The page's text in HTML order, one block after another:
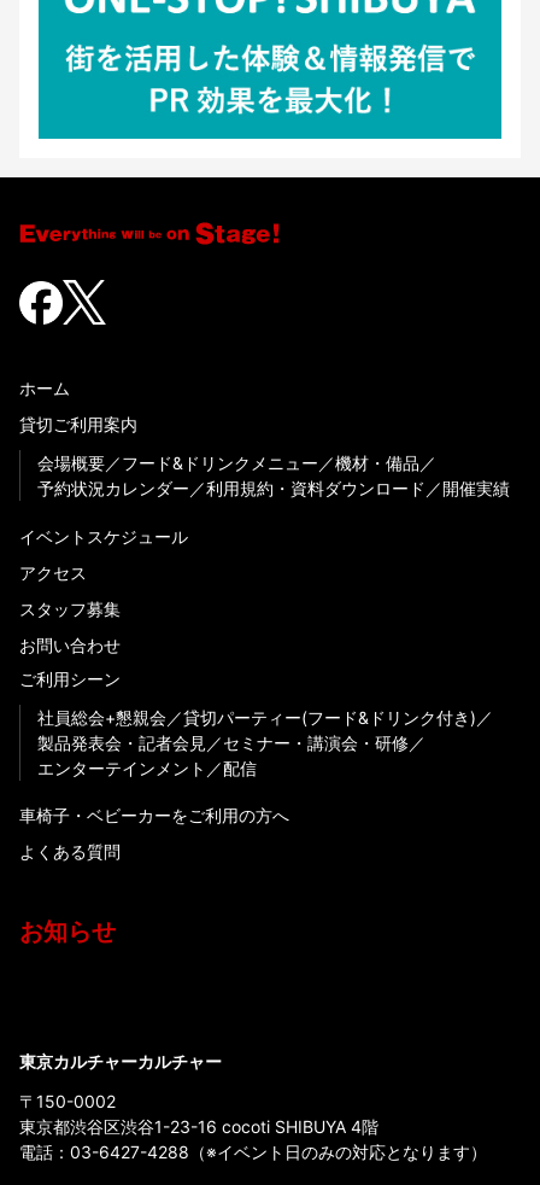
ホーム
貸切ご利用案内
会場概要
フード&ドリンクメニュー
機材・備品
予約状況カレンダー
利用規約・資料ダウンロード 開催実績
イベントスケジュール
アクセス
スタッフ募集
お問い合わせ
ご利用シーン
社員総会+懇親会
貸切パーティー(フード&ドリンク付き)
製品発表会・記者会見
セミナー・講演会・研修
エンターテインメント
配信
車椅子・ベビーカーをご利用の方へ
よくある質問
お知らせ
東京カルチャーカルチャー
〒150-0002
東京都渋谷区渋谷1-23-16 cocoti SHIBUYA 4階
電話： 03-6427-4288 （※イベント日のみの対応となります）